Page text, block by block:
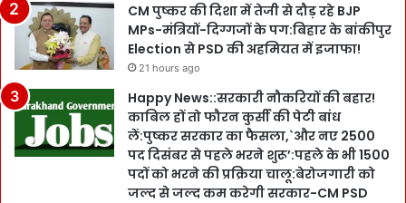
CM पुष्कर की दिशा में तेजी से दौड़ रहे BJP
MPs-मंत्रियों-दिग्गजों के पग:बिहार के बांकीपुर
Election से PSD की अहमियत में इजाफा!
21 hours ago
Happy News::सरकारी नौकरियों की बहार!
काबिल हों तो फौरन कुर्सी की पेटी बांध
लें:पुष्कर सरकार का फैसला,`और नए 2500
पद दिसंबर से पहले भरने शुरू’:पहले के भी 1500
पदों को भरने की प्रक्रिया चालू:बेरोजगारी को
जल्द से जल्द कम करेगी सरकार-CM PSD